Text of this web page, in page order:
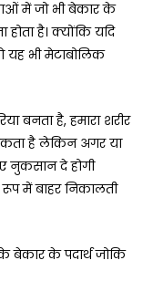
में जो भी बेकार के
होता है।क्योंकि यदि
यह भी मेटाबोलिक
बनता है,हमारा शरीर
है लेकिन अगर या
नुकसान दे होगी
में बाहर निकालती
के बेकार के पदार्थ जोकि